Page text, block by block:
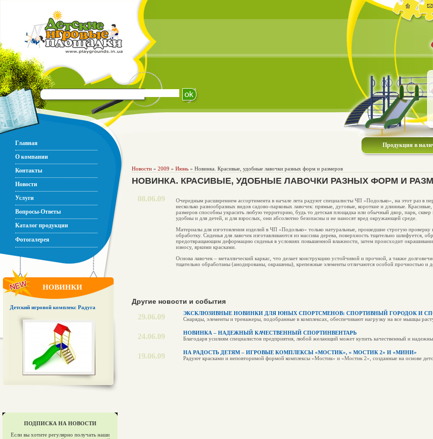
Главная
О компании
Контакты
Новости
Услуги
Вопросы-Ответы
Каталог продукции
Фотогалерея
НОВИНКИ
Детский игровой комплекс Радуга
ПОДПИСКА НА НОВОСТИ
Если вы хотите регулярно получать наши
Продукция в
Новости » 2009 » Июнь » Новинка. Красивые, удобные лавочки разных форм и размеров
НОВИНКА. КРАСИВЫЕ, УДОБНЫЕ ЛАВОЧКИ РАЗНЫХ ФОРМ И
08.06.09
Очередным расширением ассортимента в начале лета радуют специалисты ЧП «Подолько», на этот раз в
несколько разнообразных видов садово-парковых лавочек: прямые, дуговые, короткие и длинные.
размеров способны украсить любую территорию, будь то детская площадка или обычный двор, парк, сквер
удобны и для детей, и для взрослых, они абсолютно безопасны и не наносят вред окружающей среде.
Материалы для изготовления изделий в ЧП «Подолько» только натуральные, прошедшие строгую
обработку. Сиденья для лавочек изготавливаются из массива дерева, поверхность тщательно шлифуется,
предотвращающим деформацию сиденья в условиях повышенной влажности, затем происходит
износу, яркими красками.
Основа лавочек – металлический каркас, что делает конструкцию устойчивой и прочной, а также
тщательно обработаны (анодированы, окрашены), крепежные элементы отличаются особой прочностью и
Другие новости и события
29.06.09
ЭКСКЛЮЗИВНЫЕ НОВИНКИ ДЛЯ ЮНЫХ СПОРТСМЕНОВ: СПОРТИВНЫЙ ГОРОДОК И
Снаряды, элементы и тренажеры, подобранные в комплексах, обеспечивают нагрузку на все мышцы
24.06.09
НОВИНКА – НАДЕЖНЫЙ КАЧЕСТВЕННЫЙ СПОРТИНВЕНТАРЬ
Благодаря усилиям специалистов предприятия, любой желающий может купить качественный и
19.06.09
НА РАДОСТЬ ДЕТЯМ – ИГРОВЫЕ КОМПЛЕКСЫ «МОСТИК», « МОСТИК 2» И «МИНИ»
Радуют красками и неповторимой формой комплексы «Мостик» и «Мостик 2», созданные на основе